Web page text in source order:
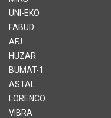
UNI-EKO
FABUD
AFJ
HUZAR
BUMAT-1
ASTAL
LORENCO
VIBRA